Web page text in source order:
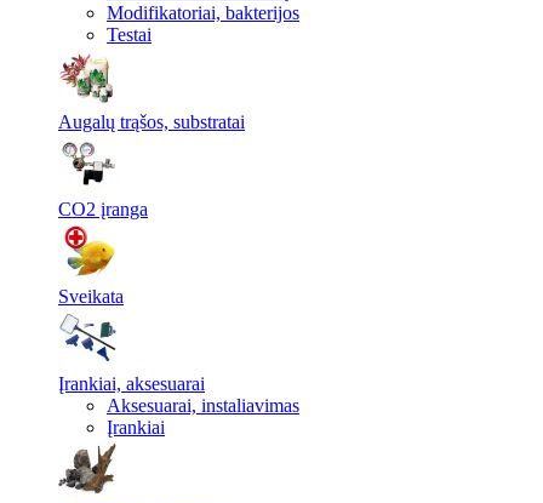
Modifikatoriai, bakterijos
Testai
Augalų trąšos, substratai
CO2 įranga
Sveikata
Įrankiai, aksesuarai
Aksesuarai, instaliavimas
Įrankiai